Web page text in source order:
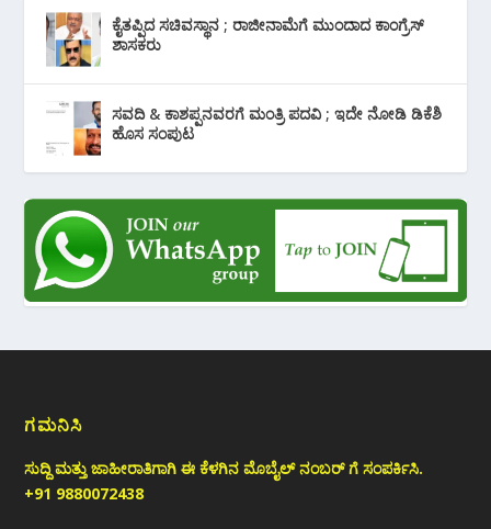
ಕೈತಪ್ಪಿದ ಸಚಿವಸ್ಥಾನ ; ರಾಜೀನಾಮೆಗೆ ಮುಂದಾದ ಕಾಂಗ್ರೆಸ್
‌ಶಾಸಕರು
ಸವದಿ & ಕಾಶಪ್ಪನವರಗೆ ಮಂತ್ರಿ ಪದವಿ ; ಇದೇ ನೋಡಿ‌ ಡಿಕೆಶಿ
ಹೊಸ ಸಂಪುಟ
ಗಮನಿಸಿ
ಸುದ್ದಿ ಮತ್ತು ಜಾಹೀರಾತಿಗಾಗಿ ಈ ಕೆಳಗಿನ ಮೊಬೈಲ್ ನಂಬರ್ ಗೆ ಸಂಪರ್ಕಿಸಿ.
+91 9880072438